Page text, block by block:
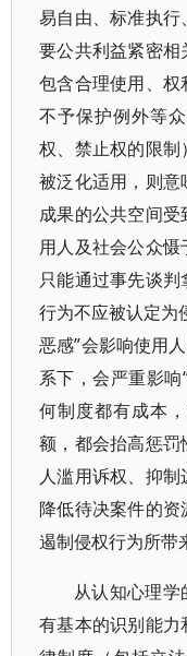
易自由、标准执
要公共利益紧密
包含合理使用、权
不予保护例外等
权、禁止权的限
被泛化适用，则
成果的公共空间
用人及社会公众慑
只能通过事先谈
行为不应被认定为
恶感”会影响使用
系下，会严重影
何制度都有成本
额，都会抬高惩
人滥用诉权、抑制
降低待决案件的
遏制侵权行为所带
从认知心理
有基本的识别能